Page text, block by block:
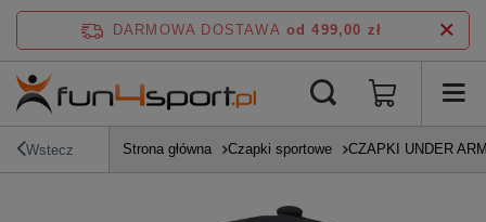
DARMOWA DOSTAWA od 499,00 zł
Wstecz Strona główna Czapki sportowe CZAPKI UNDER